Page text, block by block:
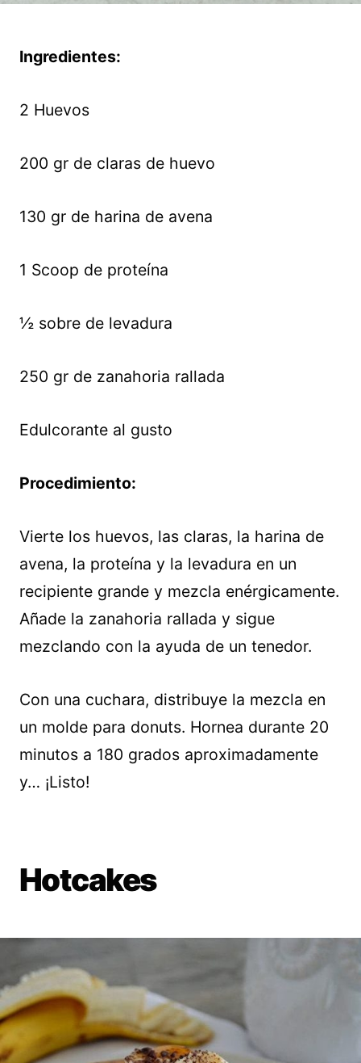
Ingredientes:
2 Huevos
200 gr de claras de huevo
130 gr de harina de avena
1 Scoop de proteína
½ sobre de levadura
250 gr de zanahoria rallada
Edulcorante al gusto
Procedimiento:
Vierte los huevos, las claras, la harina de
avena, la proteína y la levadura en un
recipiente grande y mezcla enérgicamente.
Añade la zanahoria rallada y sigue
mezclando con la ayuda de un tenedor.
Con una cuchara, distribuye la mezcla en
un molde para donuts. Hornea durante 20
minutos a 180 grados aproximadamente
y… ¡Listo!
Hotcakes